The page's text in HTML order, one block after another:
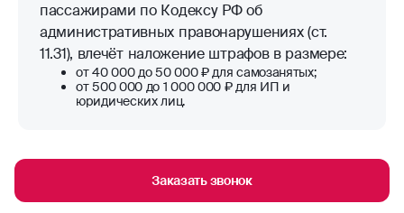
пассажирами по Кодексу РФ об
административных правонарушениях (ст.
11.31), влечёт наложение штрафов в размере:
от 40 000 до 50 000 ₽ для самозанятых;
от 500 000 до 1 000 000 ₽ для ИП и
юридических лиц.
Заказать звонок